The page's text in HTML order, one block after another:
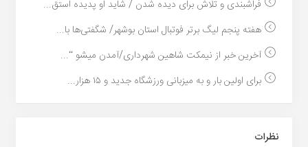
فراشبندی و تلاش برای دیده شدن / شاید او پدیده استق...
هفته پنجم لیگ برتر فوتبال استان بوشهر/ شگفتی‌ها با...
آخرین خبر از نیمکت شاهین شهرداری/آمدن میشو “...
برای اولین بار و به میزبانی ورزشگاه جدید و ۱۵ هزار...
نظرات